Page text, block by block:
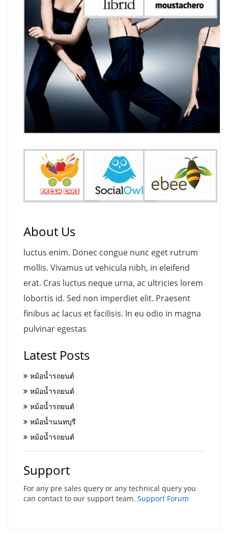
About Us
luctus enim. Donec congue nunc eget rutrum
mollis. Vivamus ut vehicula nibh, in eleifend
erat. Cras luctus neque urna, ac ultricies lorem
lobortis id. Sed non imperdiet elit. Praesent
finibus ac lacus et facilisis. In eu odio in magna
pulvinar egestas
Latest Posts
หม้อน้ำรถยนต์
หม้อน้ำรถยนต์
หม้อน้ำรถยนต์
หม้อน้ำนนทบุรี
หม้อน้ำรถยนต์
Support
For any pre sales query or any technical query you
can contact to our support team. Support Forum